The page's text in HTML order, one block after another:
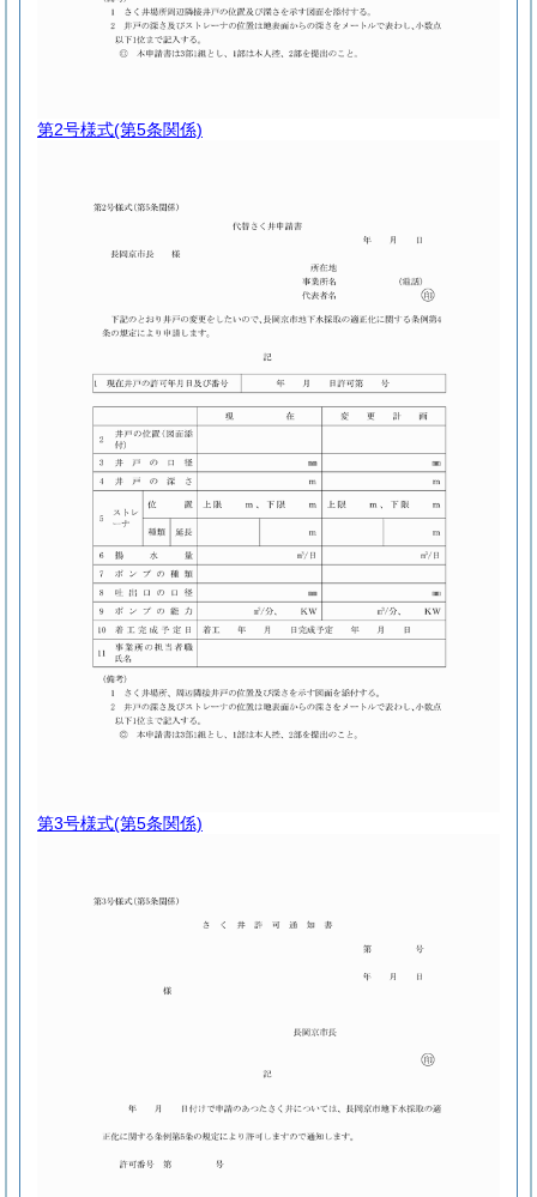
第2号様式(第5条関係)
第3号様式(第5条関係)